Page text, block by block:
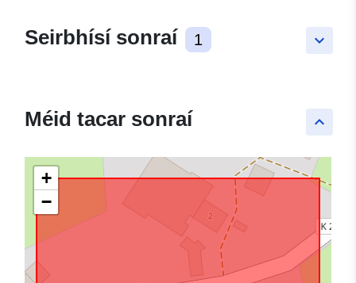
keyboard_arrow_down
Seirbhísí sonraí 1
keyboard_arrow_up
Méid tacar sonraí
+
−